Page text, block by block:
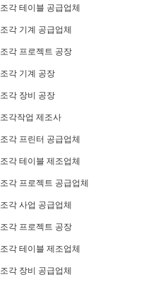
조각 테이블 공급업체
조각 기계 공급업체
조각 프로젝트 공장
조각 기계 공장
조각 장비 공장
조각작업 제조사
조각 프린터 공급업체
조각 테이블 제조업체
조각 프로젝트 공급업체
조각 사업 공급업체
조각 프로젝트 공장
조각 테이블 제조업체
조각 장비 공급업체